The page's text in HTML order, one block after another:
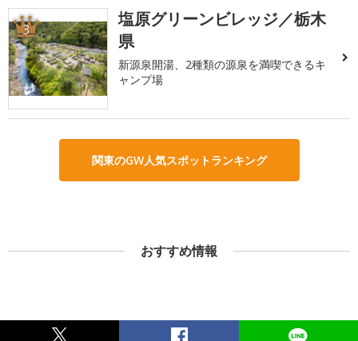
3
塩原グリーンビレッジ／栃木
県
新源泉開湯、2種類の源泉を満喫できるキ
ャンプ場
関東のGW人気スポットランキング
おすすめ情報